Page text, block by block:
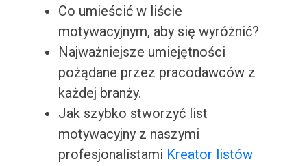
Co umieścić w liście
motywacyjnym, aby się wyróżnić?
Najważniejsze umiejętności
pożądane przez pracodawców z
każdej branży.
Jak szybko stworzyć list
motywacyjny z naszymi
profesjonalistami Kreator listów